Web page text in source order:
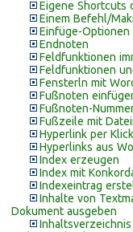
Eigene Shortcuts
Einem Befehl/
Einfüge-
Endnoten
Feldfunktionen
Feldfunktionen
Fensterln mit
Fußnoten
Fußnoten-
Fußzeile mit
Hyperlink per
Hyperlinks aus
Index erzeugen
Index mit
Indexeintrag
Inhalte von
Dokument ausgeben